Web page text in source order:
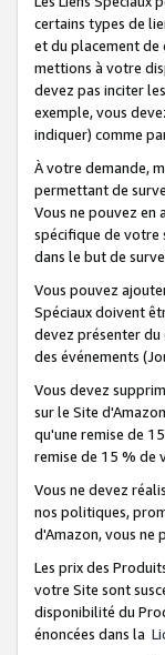
certains types de
et du placement de
mettions à votre
devez pas inciter
exemple, vous
indiquer) comme
À votre demande,
permettant de
Vous ne pouvez en
spécifique de votre
dans le but de
Vous pouvez
Spéciaux doivent
devez présenter du
des événements
Vous devez
sur le Site
qu'une remise de
remise de 15 % de
Vous ne devez
nos politiques,
d'Amazon, vous ne
Les prix des
votre Site sont
disponibilité du
énoncées dans la